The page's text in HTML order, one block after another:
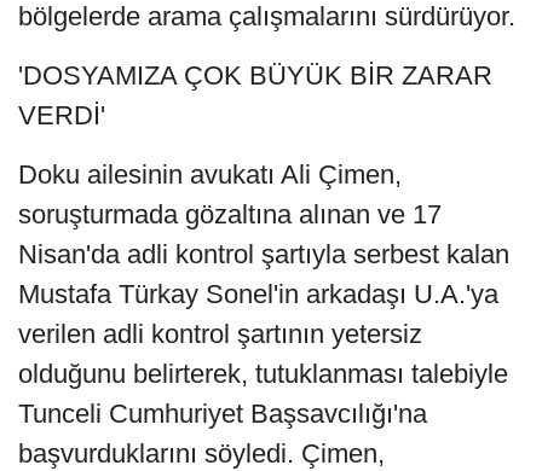
bölgelerde arama çalışmalarını sürdürüyor.
'DOSYAMIZA ÇOK BÜYÜK BİR ZARAR
VERDİ'
Doku ailesinin avukatı Ali Çimen,
soruşturmada gözaltına alınan ve 17
Nisan'da adli kontrol şartıyla serbest kalan
Mustafa Türkay Sonel'in arkadaşı U.A.'ya
verilen adli kontrol şartının yetersiz
olduğunu belirterek, tutuklanması talebiyle
Tunceli Cumhuriyet Başsavcılığı'na
başvurduklarını söyledi. Çimen,